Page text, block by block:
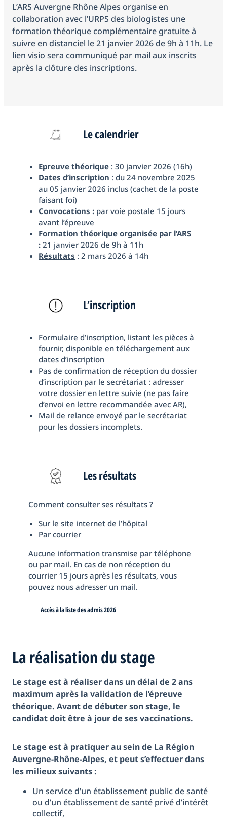
L’ARS Auvergne Rhône Alpes organise en
collaboration avec l’URPS des biologistes une
formation théorique complémentaire gratuite à
suivre en distanciel le 21 janvier 2026 de 9h à 11h. Le
lien visio sera communiqué par mail aux inscrits
après la clôture des inscriptions.
Le calendrier
Epreuve théorique : 30 janvier 2026 (16h)
Dates d’inscription : du 24 novembre 2025
au 05 janvier 2026 inclus (cachet de la poste
faisant foi)
Convocations : par voie postale 15 jours
avant l’épreuve
Formation théorique organisée par l’ARS
: 21 janvier 2026 de 9h à 11h
Résultats : 2 mars 2026 à 14h
L’inscription
Formulaire d’inscription, listant les pièces à
fournir, disponible en téléchargement aux
dates d’inscription
Pas de confirmation de réception du dossier
d’inscription par le secrétariat : adresser
votre dossier en lettre suivie (ne pas faire
d’envoi en lettre recommandée avec AR),
Mail de relance envoyé par le secrétariat
pour les dossiers incomplets.
Les résultats
Comment consulter ses résultats ?
Sur le site internet de l’hôpital
Par courrier
Aucune information transmise par téléphone
ou par mail. En cas de non réception du
courrier 15 jours après les résultats, vous
pouvez nous adresser un mail.
Accès à la liste des admis 2026
La réalisation du stage
Le stage est à réaliser dans un délai de 2 ans
maximum après la validation de l’épreuve
théorique. Avant de débuter son stage, le
candidat doit être à jour de ses vaccinations.
Le stage est à pratiquer au sein de La Région
Auvergne-Rhône-Alpes, et peut s’effectuer dans
les milieux suivants :
Un service d’un établissement public de santé
ou d’un établissement de santé privé d’intérêt
collectif,